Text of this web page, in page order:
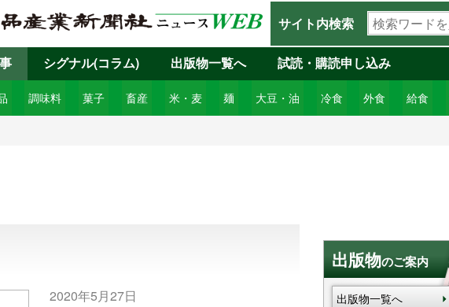
サイト内検索
検
索
ワ
ー
ド
を
調味料 菓子 畜産 米・麦 麺 大豆・油 冷食 外食 給食
シグナル(コラム) 出版物一覧へ 試読・購読申し込み
2020年5月27日
出版物のご案内
出版物一覧へ